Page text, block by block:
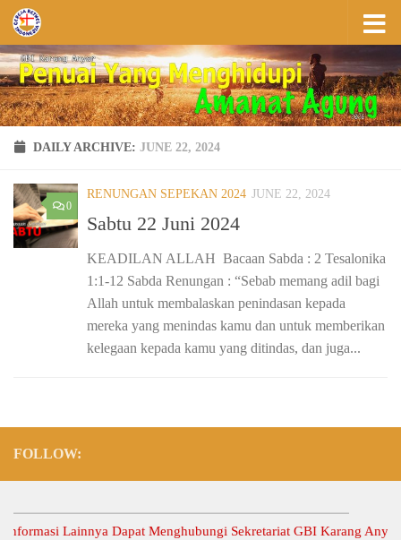
Skip to content
DAILY ARCHIVE: JUNE 22, 2024
0
RENUNGAN SEPEKAN 2024 JUNE 22, 2024
Sabtu 22 Juni 2024
KEADILAN ALLAH Bacaan Sabda : 2 Tesalonika
1:1-12 Sabda Renungan : “Sebab memang adil bagi
Allah untuk membalaskan penindasan kepada
mereka yang menindas kamu dan untuk memberikan
kelegaan kepada kamu yang ditindas, dan juga...
FOLLOW:
Lainnya Dapat Menghubungi Sekretariat GBI Karang Anyar.